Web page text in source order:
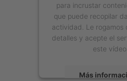
para incrustar
que puede recopilar
actividad. Le rogamos
detalles y acepte el
este vídeo.
Más